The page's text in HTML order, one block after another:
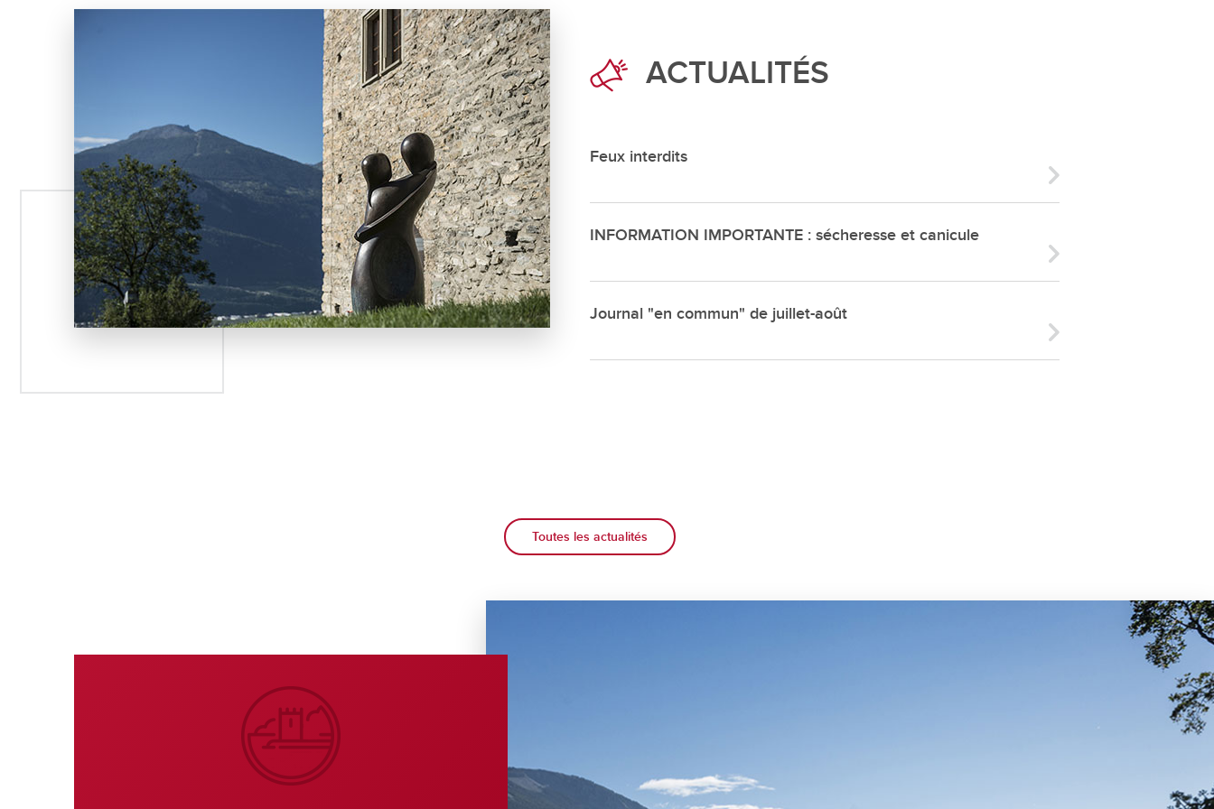
Annuaire communal
ACTUALITÉS
Feux interdits
INFORMATION IMPORTANTE : sécheresse et canicule
Journal "en commun" de juillet-août
Toutes les actualités